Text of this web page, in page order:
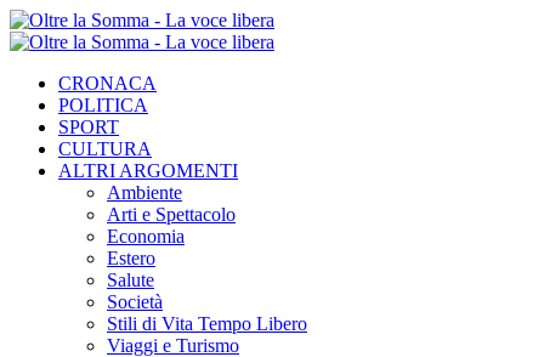
CRONACA
POLITICA
SPORT
CULTURA
ALTRI ARGOMENTI
Ambiente
Arti e Spettacolo
Economia
Estero
Salute
Società
Stili di Vita Tempo Libero
Viaggi e Turismo